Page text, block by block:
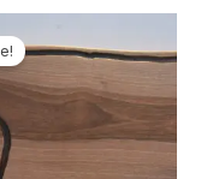
inițial
a
fost:
350,00 lei.
este:
290,00 lei.